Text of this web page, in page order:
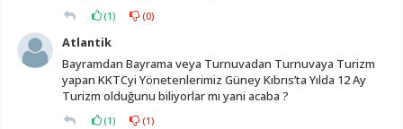
(1) (0)
Atlantik
Bayramdan Bayrama veya Turnuvadan Turnuvaya Turizm
yapan KKTCyi Yönetenlerimiz Güney Kıbrıs’ta Yılda 12 Ay
Turizm olduğunu biliyorlar mı yani acaba ?
(1) (1)